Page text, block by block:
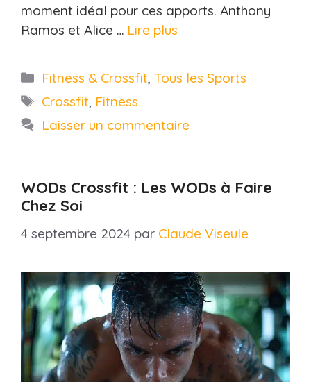
moment idéal pour ces apports. Anthony
Ramos et Alice … Lire plus
Catégories
Fitness & Crossfit,Tous les Sports
Étiquettes
Crossfit, Fitness
Laisser un commentaire
WODs Crossfit : Les WODs à Faire
Chez Soi
4 septembre 2024 par Claude Viseule